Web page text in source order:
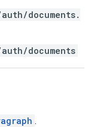
documents.
documents
.